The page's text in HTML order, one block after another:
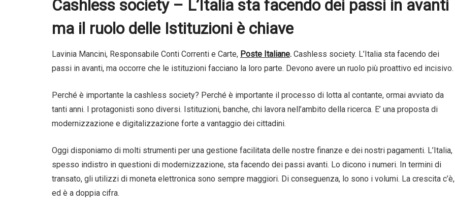
Cashless society – L’Italia sta facendo dei passi in avanti
ma il ruolo delle Istituzioni è chiave
Lavinia Mancini, Responsabile Conti Correnti e Carte, Poste Italiane. Cashless society. L’Italia sta facendo dei
passi in avanti, ma occorre che le istituzioni facciano la loro parte. Devono avere un ruolo più proattivo ed incisivo.
Perché è importante la cashless society? Perché è importante il processo di lotta al contante, ormai avviato da
tanti anni. I protagonisti sono diversi. Istituzioni, banche, chi lavora nell’ambito della ricerca. E’ una proposta di
modernizzazione e digitalizzazione forte a vantaggio dei cittadini.
Oggi disponiamo di molti strumenti per una gestione facilitata delle nostre finanze e dei nostri pagamenti. L’Italia,
spesso indistro in questioni di modernizzazione, sta facendo dei passi avanti. Lo dicono i numeri. In termini di
transato, gli utilizzi di moneta elettronica sono sempre maggiori. Di conseguenza, lo sono i volumi. La crescita c’è,
ed è a doppia cifra.